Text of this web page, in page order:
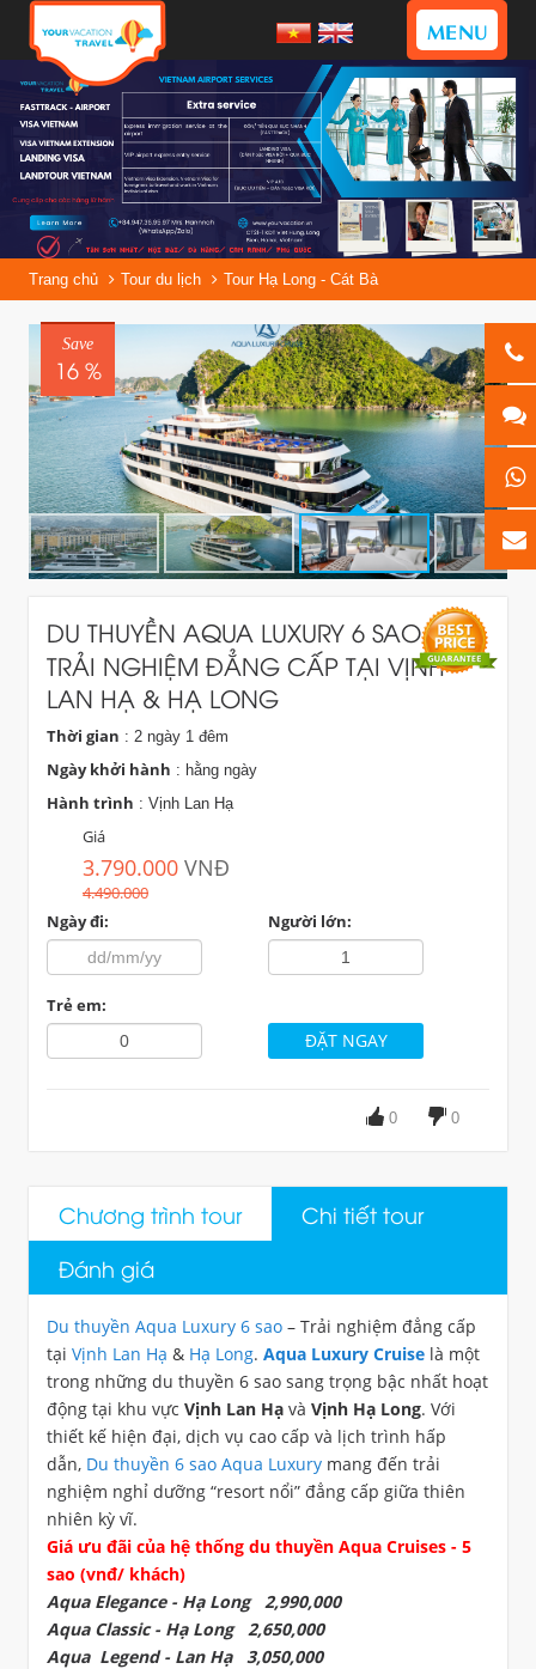
MENU
Trang chủ Tour du lịch Tour Hạ Long - Cát Bà
Save
16 %
DU THUYỀN AQUA LUXURY 6 SAO –
TRẢI NGHIỆM ĐẲNG CẤP TẠI VỊNH
LAN HẠ & HẠ LONG
Thời gian : 2 ngày 1 đêm
Ngày khởi hành : hằng ngày
Hành trình : Vịnh Lan Hạ
Giá
3.790.000 VNĐ
4.490.000
Ngày đi:
Người lớn:
Trẻ em:
0
0
Chương trình tour
Chi tiết tour
Đánh giá
Du thuyền Aqua Luxury 6 sao – Trải nghiệm đẳng cấp
tại Vịnh Lan Hạ & Hạ Long. Aqua Luxury Cruise là một
trong những du thuyền 6 sao sang trọng bậc nhất hoạt
động tại khu vực Vịnh Lan Hạ và Vịnh Hạ Long. Với
thiết kế hiện đại, dịch vụ cao cấp và lịch trình hấp
dẫn, Du thuyền 6 sao Aqua Luxury mang đến trải
nghiệm nghỉ dưỡng “resort nổi” đẳng cấp giữa thiên
nhiên kỳ vĩ.
Giá ưu đãi của hệ thống du thuyền Aqua Cruises - 5
sao (vnđ/ khách)
Aqua Elegance - Hạ Long 2,990,000
Aqua Classic - Hạ Long 2,650,000
Aqua Legend - Lan Hạ 3,050,000